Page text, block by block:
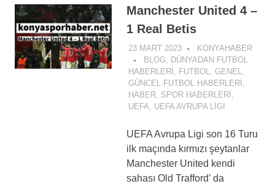
Manchester United 4 –
1 Real Betis
23 MART 2023
KONYAHABER
BLOG
DÜNYADAN FUTBOL
HABERLERI
FUTBOL GENEL
GÜNCEL FUTBOL HABERLERI
HABER, SPOR HABERLERI
UEFA
UEFA AVRUPA LIGI
UEFA Avrupa Ligi son 16 Turu
ilk maçında kırmızı şeytanlar
Manchester United kendi
sahası Old Trafford’ da